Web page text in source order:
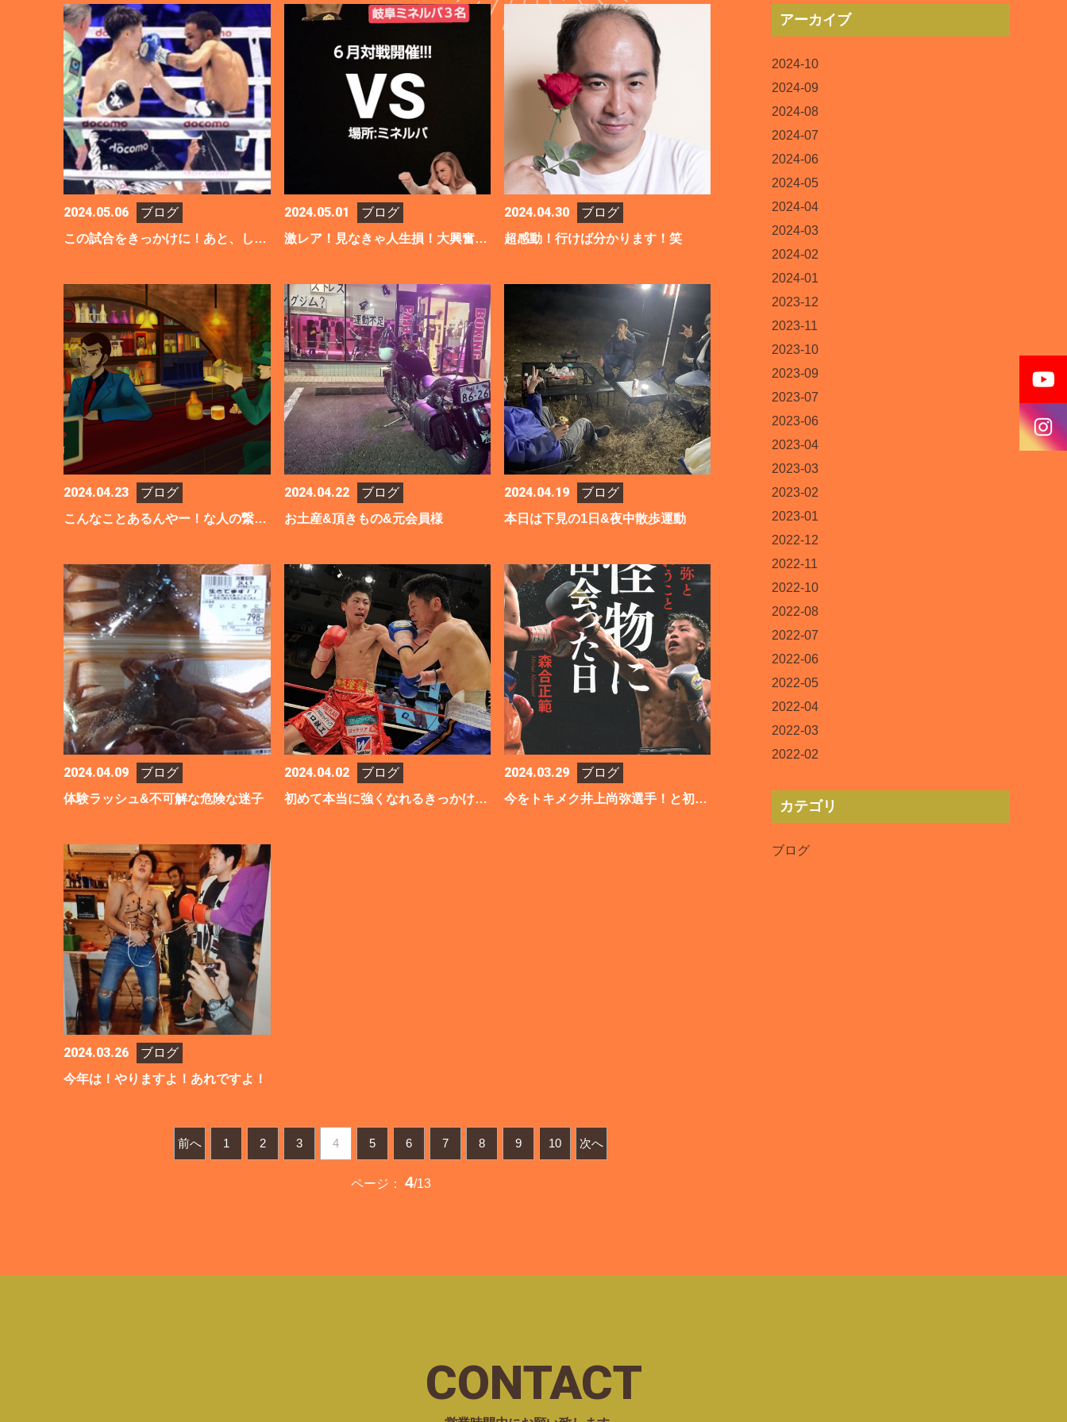
2024.05.06
ブログ
この試合をきっかけに！あと、しまったぁ✖︎4。
2024.05.01
ブログ
激レア！見なきゃ人生損！大興奮３人対抗戦！
2024.04.30
ブログ
超感動！行けば分かります！笑
2024.04.23
ブログ
こんなことあるんやー！な人の繋がり♪
2024.04.22
ブログ
お土産&頂きもの&元会員様
2024.04.19
ブログ
本日は下見の1日&夜中散歩運動
2024.04.09
ブログ
体験ラッシュ&不可解な危険な迷子
2024.04.02
ブログ
初めて本当に強くなれるきっかけが出来た日
2024.03.29
ブログ
今をトキメク井上尚弥選手！と初めて戦った日本人
2024.03.26
ブログ
今年は！やりますよ！あれですよ！
前へ 1 2 3 4 5 6 7 8 9 10 次へ
ページ： 4/13
アーカイブ
2024-10
2024-09
2024-08
2024-07
2024-06
2024-05
2024-04
2024-03
2024-02
2024-01
2023-12
2023-11
2023-10
2023-09
2023-07
2023-06
2023-04
2023-03
2023-02
2023-01
2022-12
2022-11
2022-10
2022-08
2022-07
2022-06
2022-05
2022-04
2022-03
2022-02
カテゴリ
ブログ
CONTACT